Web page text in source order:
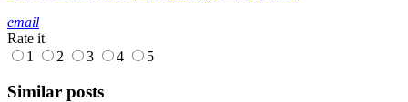
email
Rate it
1
2 3 4 5
Similar posts